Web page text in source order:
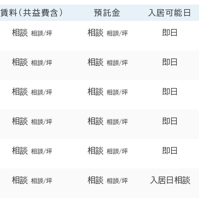
賃料（共益費含） 預託金 入居可能日
相談 相談/坪 相談 相談/坪 即日
相談 相談/坪 相談 相談/坪 即日
相談 相談/坪 相談 相談/坪 即日
相談 相談/坪 相談 相談/坪 即日
相談 相談/坪 相談 相談/坪 即日
相談 相談/坪 相談 相談/坪 入居日相談